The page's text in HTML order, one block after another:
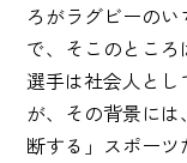
ろがラグビーの
で、そこのとこ
選手は社会人と
が、その背景に
断する」スポーツ